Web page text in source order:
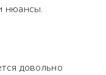
нюансы.
довольно